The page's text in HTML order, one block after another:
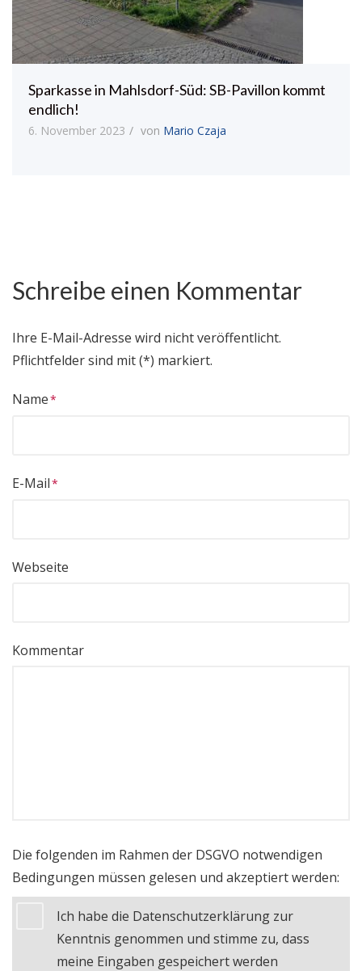
Sparkasse in Mahlsdorf-Süd: SB-Pavillon kommt
endlich!
6. November 2023 von Mario Czaja
Schreibe einen Kommentar
Ihre E-Mail-Adresse wird nicht veröffentlicht.
Pflichtfelder sind mit (*) markiert.
Name
E-Mail
Webseite
Kommentar
Die folgenden im Rahmen der DSGVO notwendigen
Bedingungen müssen gelesen und akzeptiert werden:
Ich habe die Datenschutzerklärung zur
Kenntnis genommen und stimme zu, dass
meine Eingaben gespeichert werden